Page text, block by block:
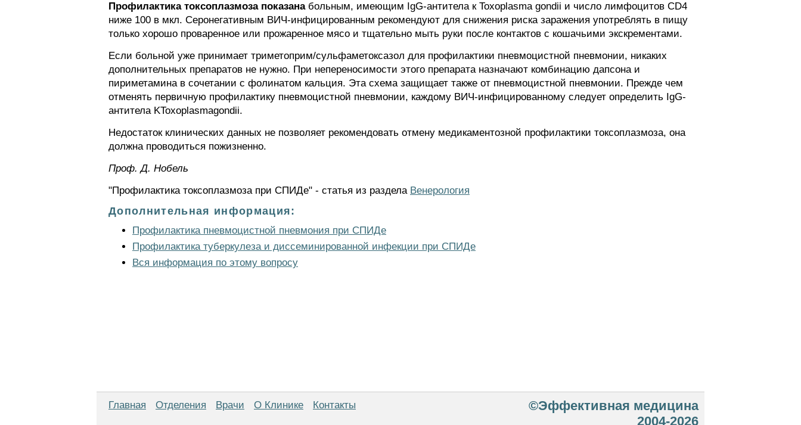
Профилактика токсоплазмоза показанабольным, имеющим IgG-антитела к Toxoplasma gondii и число лимфоцитов CD4
ниже 100 в мкл. Серонегативным ВИЧ-инфицированным рекомендуют для снижения риска заражения употреблять в пищу
только хорошо проваренное или прожаренное мясо и тщательно мыть руки после контактов с кошачьими экскрементами.
Если больной уже принимает триметоприм/сульфаметоксазол для профилактики пневмоцистной пневмонии, никаких
дополнительных препаратов не нужно. При непереносимости этого препарата назначают комбинацию дапсона и
пириметамина в сочетании с фолинатом кальция. Эта схема защищает также от пневмоцистной пневмонии. Прежде чем
отменять первичную профилактику пневмоцистной пневмонии, каждому ВИЧ-инфицированному следует определить IgG-
антитела KToxoplasmagondii.
Недостаток клинических данных не позволяет рекомендовать отмену медикаментозной профилактики токсоплазмоза, она
должна проводиться пожизненно.
Проф. Д. Нобель
"Профилактика токсоплазмоза при СПИДе" - статья из раздела Венерология
Дополнительная информация:
Профилактика пневмоцистной пневмония при СПИДе
Профилактика туберкулеза и диссеминированной инфекции при СПИДе
Вся информация по этому вопросу
Главная Отделения Врачи О Клинике Контакты
©Эффективная медицина
2004-2026